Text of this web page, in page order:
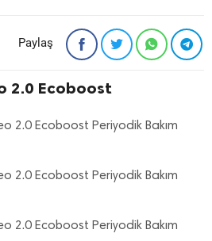
Paylaş
2.0 Ecoboost
2.0 Ecoboost Periyodik Bakım
2.0 Ecoboost Periyodik Bakım
2.0 Ecoboost Periyodik Bakım